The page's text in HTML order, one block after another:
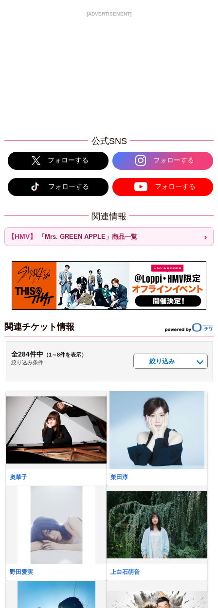
[ADVERTISEMENT]
公式SNS
フォローする フォローする
フォローする フォローする
関連情報
「Mrs. GREEN APPLE」商品一覧
関連チケット情報
全284件中 （1～8件を表示）
絞り込み条件：
絞り込み
奥華子 柴田淳
野田愛実 上白石萌音